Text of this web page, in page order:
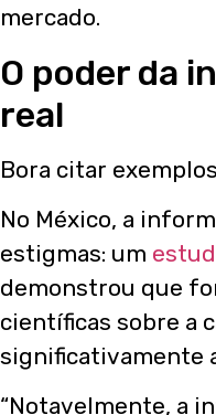
mercado.
O poder da
real
Bora citar
No México, a
estigmas: um
demonstrou que
científicas sobre a
significativamente
“Notavelmente, a